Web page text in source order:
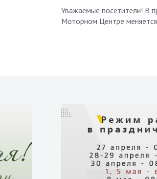
Уважаемые посетители! В
Моторном Центре